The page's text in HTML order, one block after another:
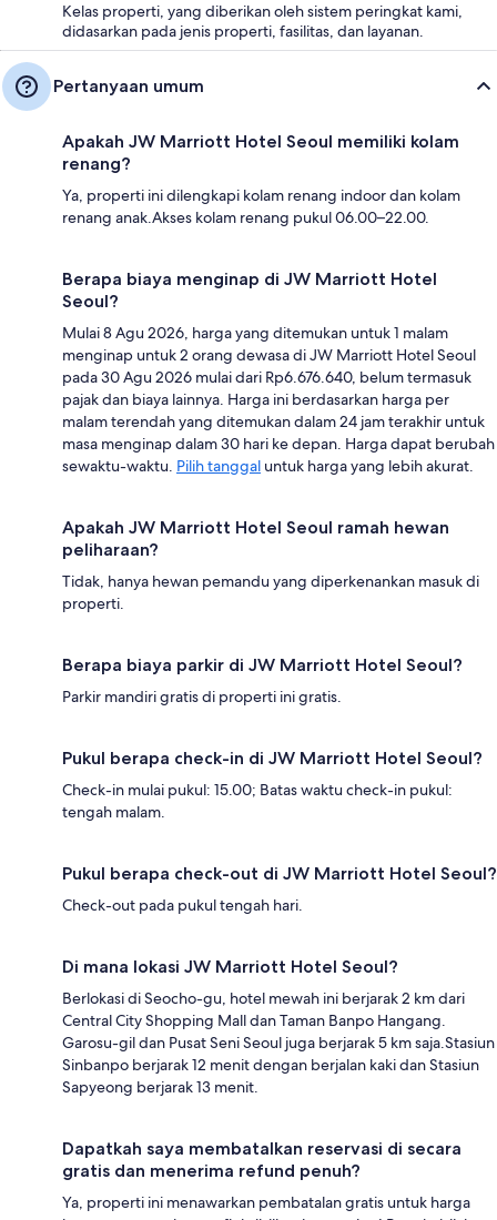
Kelas properti, yang diberikan oleh sistem peringkat kami,
didasarkan pada jenis properti, fasilitas, dan layanan.
Pertanyaan umum
Apakah JW Marriott Hotel Seoul memiliki kolam
renang?
Ya, properti ini dilengkapi kolam renang indoor dan kolam
renang anak.Akses kolam renang pukul 06.00–22.00.
Berapa biaya menginap di JW Marriott Hotel
Seoul?
Mulai 8 Agu 2026, harga yang ditemukan untuk 1 malam
menginap untuk 2 orang dewasa di JW Marriott Hotel Seoul
pada 30 Agu 2026 mulai dari Rp6.676.640, belum termasuk
pajak dan biaya lainnya. Harga ini berdasarkan harga per
malam terendah yang ditemukan dalam 24 jam terakhir untuk
masa menginap dalam 30 hari ke depan. Harga dapat berubah
sewaktu-waktu. Pilih tanggal untuk harga yang lebih akurat.
Apakah JW Marriott Hotel Seoul ramah hewan
peliharaan?
Tidak, hanya hewan pemandu yang diperkenankan masuk di
properti.
Berapa biaya parkir di JW Marriott Hotel Seoul?
Parkir mandiri gratis di properti ini gratis.
Pukul berapa check-in di JW Marriott Hotel Seoul?
Check-in mulai pukul: 15.00; Batas waktu check-in pukul:
tengah malam.
Pukul berapa check-out di JW Marriott Hotel Seoul?
Check-out pada pukul tengah hari.
Di mana lokasi JW Marriott Hotel Seoul?
Berlokasi di Seocho-gu, hotel mewah ini berjarak 2 km dari
Central City Shopping Mall dan Taman Banpo Hangang.
Garosu-gil dan Pusat Seni Seoul juga berjarak 5 km saja.Stasiun
Sinbanpo berjarak 12 menit dengan berjalan kaki dan Stasiun
Sapyeong berjarak 13 menit.
Dapatkah saya membatalkan reservasi di secara
gratis dan menerima refund penuh?
Ya, properti ini menawarkan pembatalan gratis untuk harga